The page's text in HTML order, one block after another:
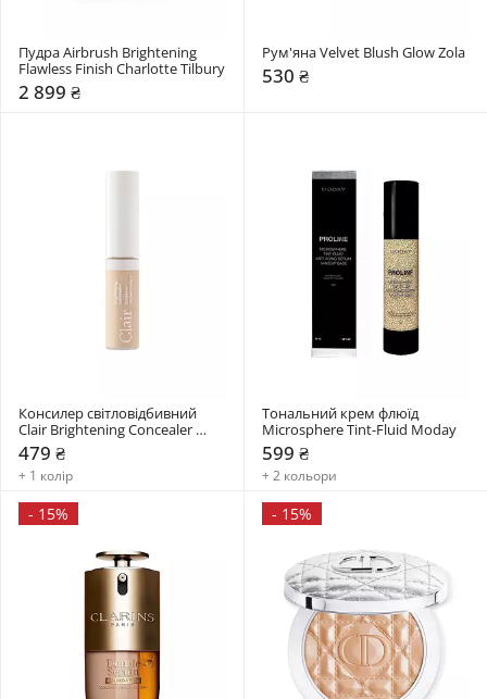
Пудра Airbrush Brightening
Flawless Finish Charlotte Tilbury
2 899 ₴
Рум'яна Velvet Blush Glow Zola
530 ₴
Консилер світловідбивний
Clair Brightening Concealer
Paese
479 ₴
+ 1 колір
Тональний крем флюїд
Microsphere Tint-Fluid Moday
599 ₴
+ 2 кольори
- 15% - 15%